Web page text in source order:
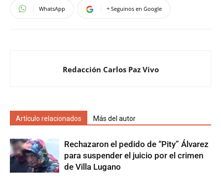
WhatsApp + Seguinos en Google
Redacción Carlos Paz Vivo
Artículo relacionados Más del autor
Rechazaron el pedido de “Pity” Álvarez
para suspender el juicio por el crimen
de Villa Lugano